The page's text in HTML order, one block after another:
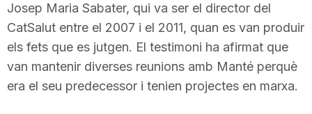
Josep Maria Sabater, qui va ser el director del
CatSalut entre el 2007 i el 2011, quan es van produir
els fets que es jutgen. El testimoni ha afirmat que
van mantenir diverses reunions amb Manté perquè
era el seu predecessor i tenien projectes en marxa.